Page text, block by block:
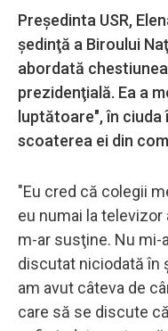
Preşedinta USR,
şedinţă a Biroului
abordată
prezidenţială. Ea a
luptătoare", în
scoaterea ei din
"Eu cred că colegii
eu numai la
m-ar susţine. Nu mi-
discutat niciodată în
am avut câteva de
care să se discute